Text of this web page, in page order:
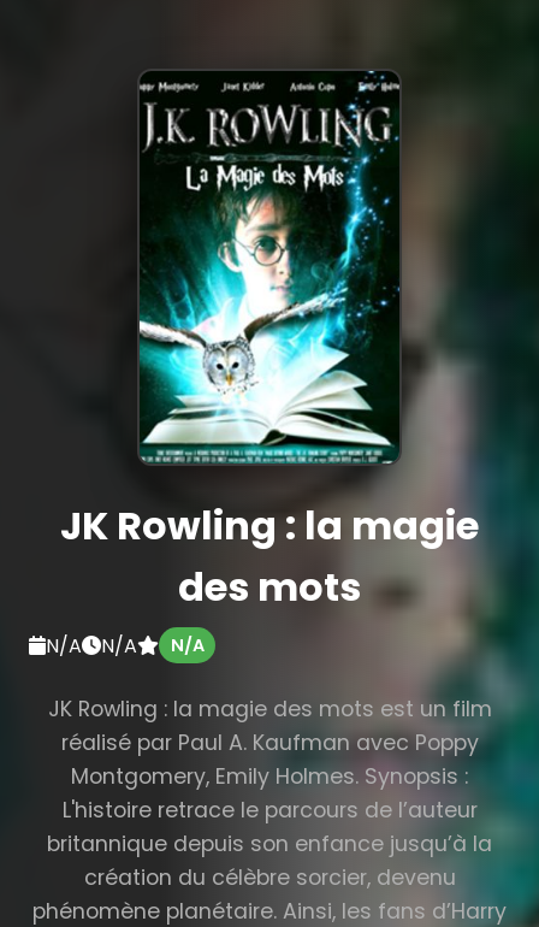
JK Rowling : la magie
des mots
N/A N/A N/A
JK Rowling : la magie des mots est un film
réalisé par Paul A. Kaufman avec Poppy
Montgomery, Emily Holmes. Synopsis :
L'histoire retrace le parcours de l’auteur
britannique depuis son enfance jusqu’à la
création du célèbre sorcier, devenu
phénomène planétaire. Ainsi, les fans d’Harry